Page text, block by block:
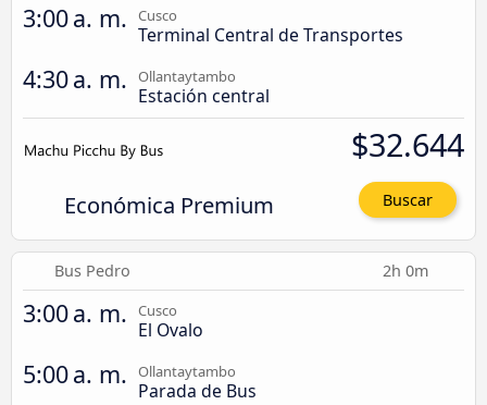
3:00 a. m. Cusco
Terminal Central de Transportes
4:30 a. m. Ollantaytambo
Estación central
Económica Premium
$32.644
Buscar
Bus Pedro 2h 0m
3:00 a. m. Cusco
El Ovalo
5:00 a. m. Ollantaytambo
Parada de Bus